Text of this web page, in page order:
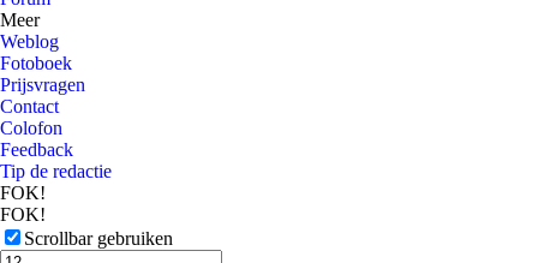
Meer
Weblog
Fotoboek
Prijsvragen
Contact
Colofon
Feedback
Tip de redactie
FOK!
FOK!
Scrollbar gebruiken